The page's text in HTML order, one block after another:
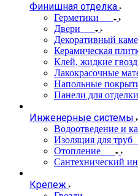
Финишная отделка
Герметики
Двери
Декоративный
Керамическая
Клей, жидкие
Лакокрасочные
Напольные
Панели для
Инженерные системы
Водоотведение и
Изоляция для труб
Отопление
Сантехнический
Крепеж